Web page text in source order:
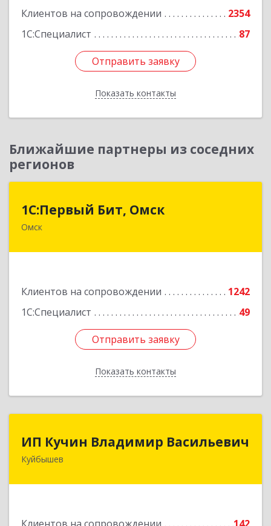
Клиентов на сопровождении
2354
1С:Специалист
87
Отправить заявку
Показать контакты
Отправить заявку
Назад
Ближайшие партнеры из соседних
регионов
1С:Первый Бит, Омск
Омск
Клиентов на сопровождении
1242
1С:Специалист
49
Отправить заявку
Показать контакты
644099, Омская обл, Омск г, Гагарина ул, дом №
Отправить заявку
Назад
ИП Кучин Владимир Васильевич
Куйбышев632387, Новосибирская обл, Куйбышев г,